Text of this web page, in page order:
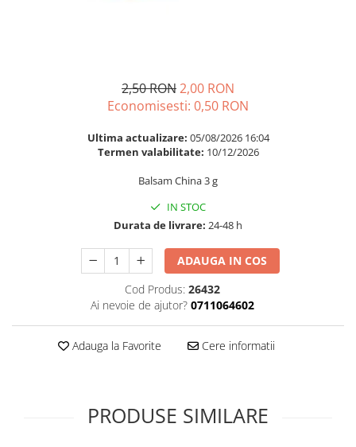
Sistemul respirator
Slabire si control greutate
Supliment Complexe
Supliment Fier
Supliment Vitamina C
Supliment Zinc
2,50 RON2,00 RON
Economisesti: 0,50 RON
Ultima actualizare: 05/08/2026 16:04
Termen valabilitate: 10/12/2026
Balsam China 3 g
IN STOC
Durata de livrare: 24-48 h
ADAUGA IN COS
Cod Produs: 26432
Ai nevoie de ajutor? 0711064602
Adauga la Favorite Cere informatii
PRODUSE SIMILARE